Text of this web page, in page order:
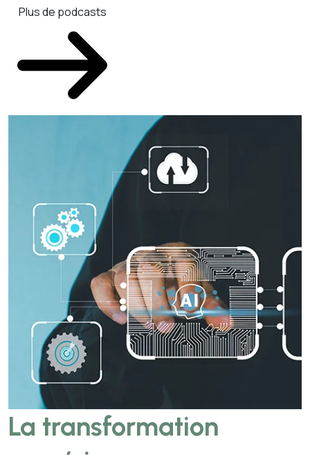
Plus de podcasts
La transformation